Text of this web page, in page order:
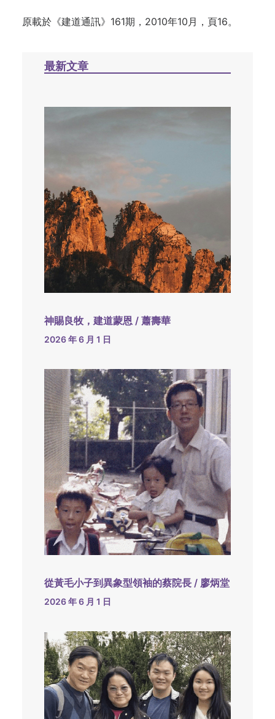
原載於《建道通訊》161期，2010年10月，頁16。
最新文章
神賜良牧，建道蒙恩 / 蕭壽華
2026 年 6 月 1 日
從黃毛小子到異象型領袖的蔡院長 / 廖炳堂
2026 年 6 月 1 日